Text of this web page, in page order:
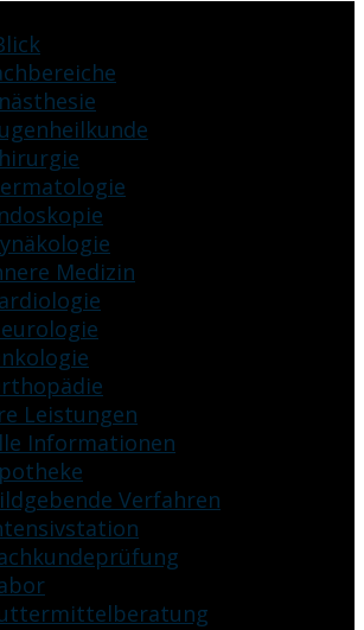
Medizin
Leistungen
Informationen
Verfahren